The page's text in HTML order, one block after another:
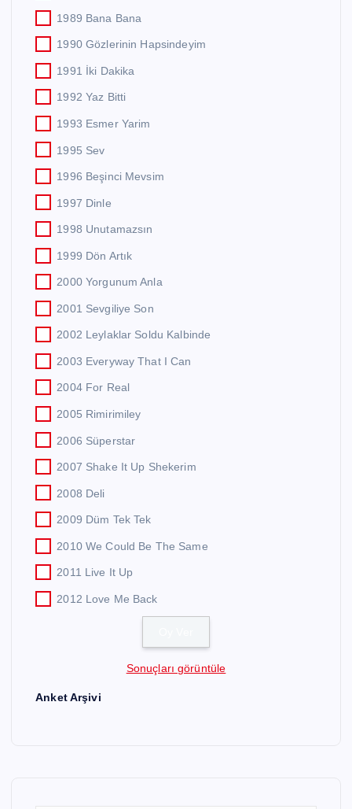
1989 Bana Bana
1990 Gözlerinin Hapsindeyim
1991 İki Dakika
1992 Yaz Bitti
1993 Esmer Yarim
1995 Sev
1996 Beşinci Mevsim
1997 Dinle
1998 Unutamazsın
1999 Dön Artık
2000 Yorgunum Anla
2001 Sevgiliye Son
2002 Leylaklar Soldu Kalbinde
2003 Everyway That I Can
2004 For Real
2005 Rimirimiley
2006 Süperstar
2007 Shake It Up Shekerim
2008 Deli
2009 Düm Tek Tek
2010 We Could Be The Same
2011 Live It Up
2012 Love Me Back
Sonuçları görüntüle
Anket Arşivi